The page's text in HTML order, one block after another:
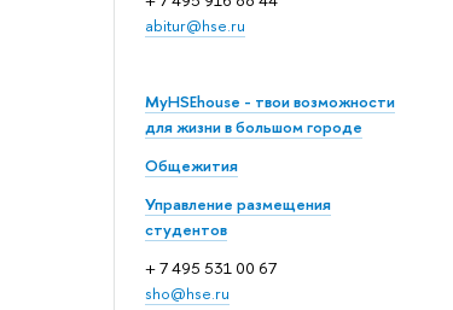
abitur@hse.ru
MyHSEhouse - твои возможности
для жизни в большом городе
Общежития
Управление размещения
студентов
+ 7 495 531 00 67
sho@hse.ru